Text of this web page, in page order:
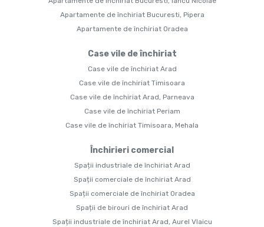
Apartamente de închiriat Bucuresti, Pipera
Apartamente de închiriat Oradea
Case vile de închiriat
Case vile de închiriat Arad
Case vile de închiriat Timisoara
Case vile de închiriat Arad, Parneava
Case vile de închiriat Periam
Case vile de închiriat Timisoara, Mehala
Închirieri comercial
Spații industriale de închiriat Arad
Spații comerciale de închiriat Arad
Spații comerciale de închiriat Oradea
Spații de birouri de închiriat Arad
Spații industriale de închiriat Arad, Aurel Vlaicu